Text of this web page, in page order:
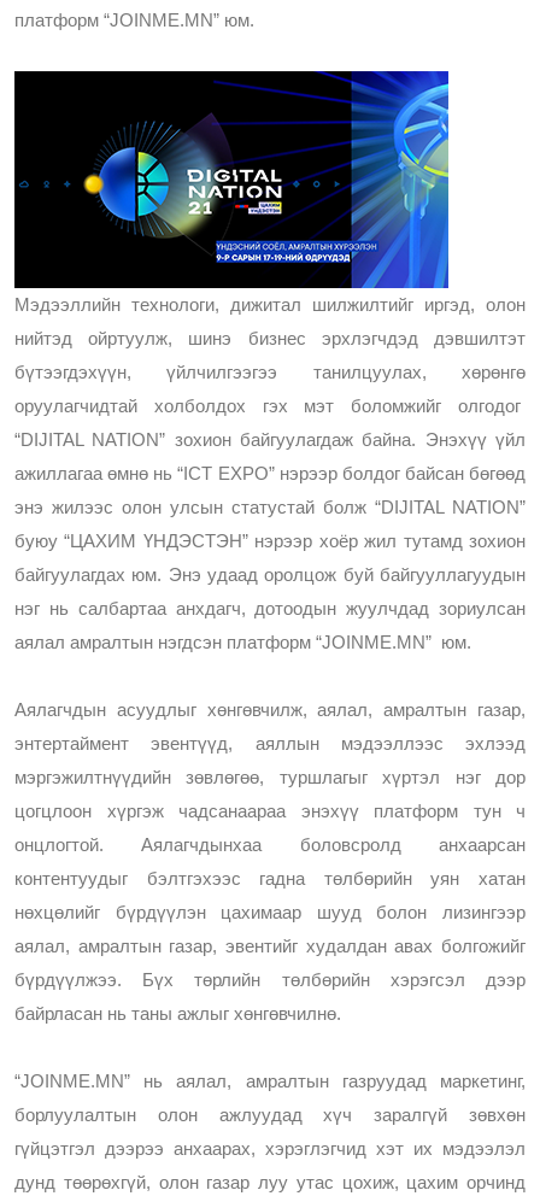
платформ “JOINME.MN” юм.
Мэдээллийн технологи, дижитал шилжилтийг иргэд, олон
нийтэд ойртуулж, шинэ бизнес эрхлэгчдэд дэвшилтэт
бүтээгдэхүүн, үйлчилгээгээ танилцуулах, хөрөнгө
оруулагчидтай холболдох гэх мэт боломжийг олгодог
“DIJITAL NATION” зохион байгуулагдаж байна. Энэхүү үйл
ажиллагаа өмнө нь “ICT EXPO” нэрээр болдог байсан бөгөөд
энэ жилээс олон улсын статустай болж “DIJITAL NATION”
буюу “ЦАХИМ ҮНДЭСТЭН” нэрээр хоёр жил тутамд зохион
байгуулагдах юм. Энэ удаад оролцож буй байгууллагуудын
нэг нь салбартаа анхдагч, дотоодын жуулчдад зориулсан
аялал амралтын нэгдсэн платформ “JOINME.MN”  юм.
Аялагчдын асуудлыг хөнгөвчилж, аялал, амралтын газар,
энтертаймент эвентүүд, аяллын мэдээллээс эхлээд
мэргэжилтнүүдийн зөвлөгөө, туршлагыг хүртэл нэг дор
цогцлоон хүргэж чадсанаараа энэхүү платформ тун ч
онцлогтой. Аялагчдынхаа боловсролд анхаарсан
контентуудыг бэлтгэхээс гадна төлбөрийн уян хатан
нөхцөлийг бүрдүүлэн цахимаар шууд болон лизингээр
аялал, амралтын газар, эвентийг худалдан авах болгожийг
бүрдүүлжээ. Бүх төрлийн төлбөрийн хэрэгсэл дээр
байрласан нь таны ажлыг хөнгөвчилнө.
“JOINME.MN” нь аялал, амралтын газруудад маркетинг,
борлуулалтын олон ажлуудад хүч заралгүй зөвхөн
гүйцэтгэл дээрээ анхаарах, хэрэглэгчид хэт их мэдээлэл
дунд төөрөхгүй, олон газар луу утас цохиж, цахим орчинд